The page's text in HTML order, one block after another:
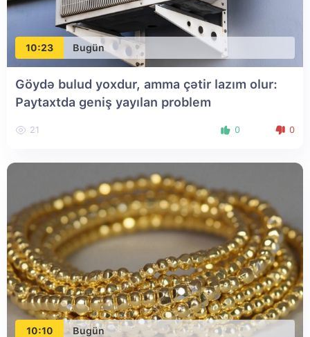
10:23 Bugün
Göydə bulud yoxdur, amma çətir lazım olur:
Paytaxtda geniş yayılan problem
21 0 0
10:10 Bugün